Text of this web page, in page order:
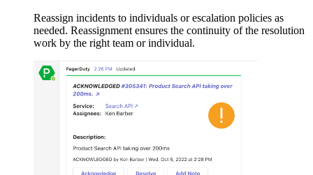
Reassign incidents to individuals or escalation policies as
needed. Reassignment ensures the continuity of the resolution
work by the right team or individual.